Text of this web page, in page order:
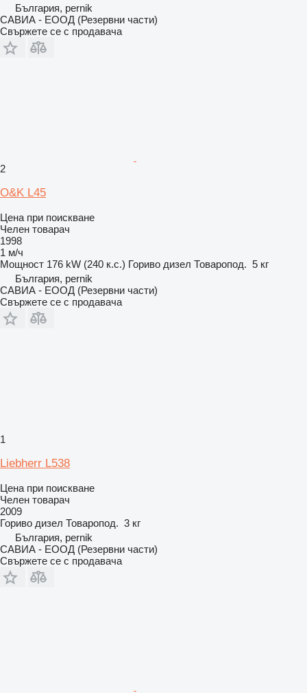
България, pernik
САВИА - ЕООД (Резервни части)
Свържете се с продавача
2
O&K L45
Цена при поискване
Челен товарач
1998
1 м/ч
Мощност 176 kW (240 к.с.) Гориво дизел Товаропод. 5 кг
България, pernik
САВИА - ЕООД (Резервни части)
Свържете се с продавача
1
Liebherr L538
Цена при поискване
Челен товарач
2009
Гориво дизел Товаропод. 3 кг
България, pernik
САВИА - ЕООД (Резервни части)
Свържете се с продавача